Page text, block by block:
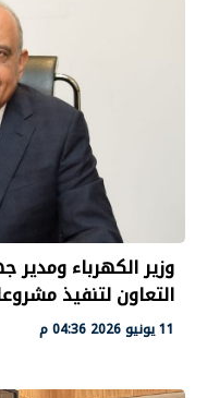
وزير الكهرباء
التعاون لتنفيذ
11 يونيو 2026 04:36 م